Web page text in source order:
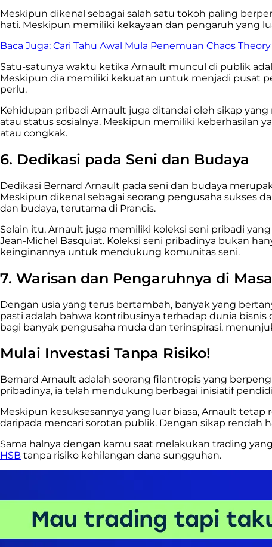
Meskipun dikenal sebagai salah satu tokoh paling
hati. Meskipun memiliki kekayaan dan pengaruh yang
Baca Juga: Cari Tahu Awal Mula Penemuan Chaos
Satu-satunya waktu ketika Arnault muncul di publik
Meskipun dia memiliki kekuatan untuk menjadi pusat
perlu.
Kehidupan pribadi Arnault juga ditandai oleh sikap
atau status sosialnya. Meskipun memiliki keberhasilan
atau congkak.
6. Dedikasi pada Seni dan Budaya
Dedikasi Bernard Arnault pada seni dan budaya
Meskipun dikenal sebagai seorang pengusaha sukses
dan budaya, terutama di Prancis.
Selain itu, Arnault juga memiliki koleksi seni pribadi
Jean-Michel Basquiat. Koleksi seni pribadinya bukan
keinginannya untuk mendukung komunitas seni.
7. Warisan dan Pengaruhnya di
Dengan usia yang terus bertambah, banyak yang
pasti adalah bahwa kontribusinya terhadap dunia
bagi banyak pengusaha muda dan terinspirasi,
Mulai Investasi Tanpa Risiko!
Bernard Arnault adalah seorang filantropis yang
pribadinya, ia telah mendukung berbagai inisiatif
Meskipun kesuksesannya yang luar biasa, Arnault
daripada mencari sorotan publik. Dengan sikap rendah
Sama halnya dengan kamu saat melakukan trading
HSB tanpa risiko kehilangan dana sungguhan.